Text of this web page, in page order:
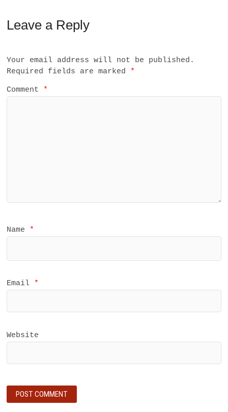
Leave a Reply
Your email address will not be published.
Required fields are marked *
Comment *
Name *
Email *
Website